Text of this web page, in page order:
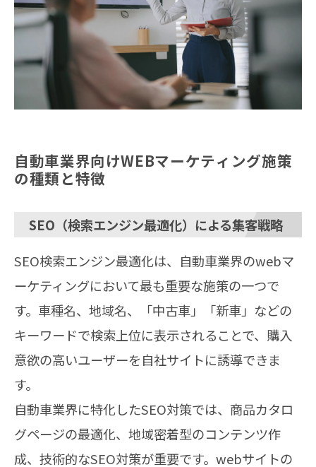
自動車業界向けWEBマーケティング施策
の種類と特徴
SEO（検索エンジン最適化）による集客戦略
SEO検索エンジン最適化は、自動車業界のwebマ
ーケティングにおいて最も重要な施策の一つで
す。車種名、地域名、「中古車」「新車」などの
キーワードで検索上位に表示されることで、購入
意欲の高いユーザーを自社サイトに誘導できま
す。
自動車業界に特化したSEO対策では、商品カタロ
グページの最適化、地域密着型のコンテンツ作
成、技術的なSEO対策が重要です。webサイトの